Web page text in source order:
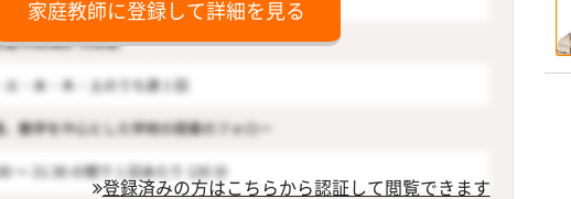
家庭教師に登録して詳細を見る
登録済みの方はこちらから認証して閲覧できます